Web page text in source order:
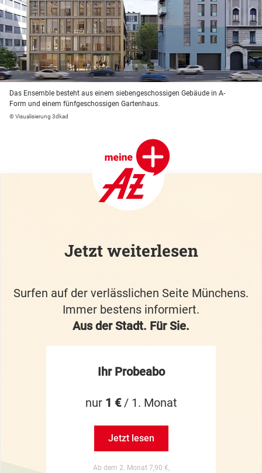
Das Ensemble besteht aus einem siebengeschossigen Gebäude in A-
Form und einem fünfgeschossigen Gartenhaus.
© Visualisierung 3dkad
Jetzt weiterlesen
Surfen auf der verlässlichen Seite Münchens.
Immer bestens informiert.
Aus der Stadt. Für Sie.
Ihr Probeabo
nur 1 €/ 1. Monat
Jetzt lesen
Ab dem 2. Monat 7,90 €,